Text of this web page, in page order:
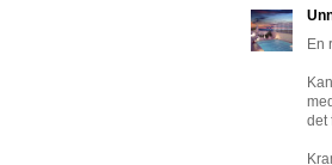
En
det